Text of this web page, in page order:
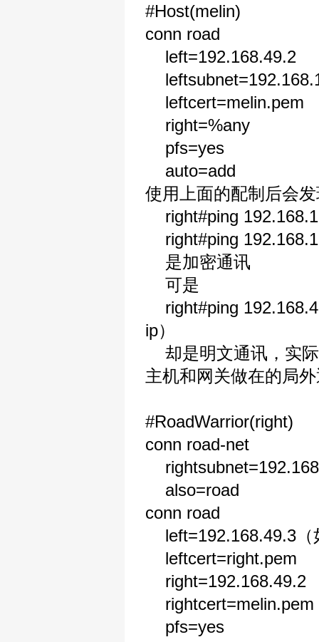
#Host(melin)
conn road
left=192.168.49.2
leftcert=melin.pem
right=%any
pfs=yes
auto=add
使用上面的配制后会
right#ping
right#ping
是加密通讯
可是
right#ping
ip）
却是明文通讯，实际
主机和网关做在的局
#RoadWarrior(right)
conn road-net
also=road
conn road
left=192.168.49.3（
leftcert=right.pem
right=192.168.49.2
rightcert=melin.pem
pfs=yes